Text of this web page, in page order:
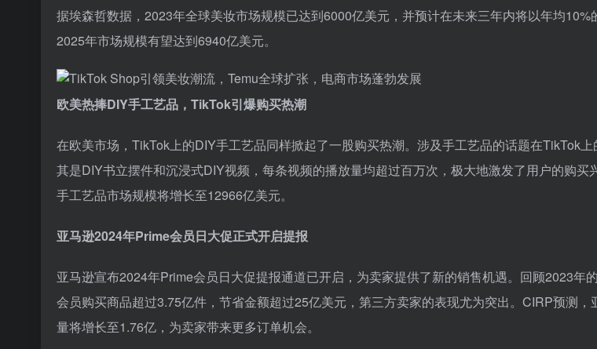
据埃森哲数据，2023年全球美妆市场规模已达到6000亿美元，并预计在未来三年内将以年均10%
2025年市场规模有望达到6940亿美元。
欧美热捧DIY手工艺品，TikTok引爆购买热潮
在欧美市场，TikTok上的DIY手工艺品同样掀起了一股购买热潮。涉及手工艺品的话题在TikTok
其是DIY书立摆件和沉浸式DIY视频，每条视频的播放量均超过百万次，极大地激发了用户的购买
手工艺品市场规模将增长至12966亿美元。
亚马逊2024年Prime会员日大促正式开启提报
亚马逊宣布2024年Prime会员日大促提报通道已开启，为卖家提供了新的销售机遇。回顾2023年
会员购买商品超过3.75亿件，节省金额超过25亿美元，第三方卖家的表现尤为突出。CIRP预测，
量将增长至1.76亿，为卖家带来更多订单机会。